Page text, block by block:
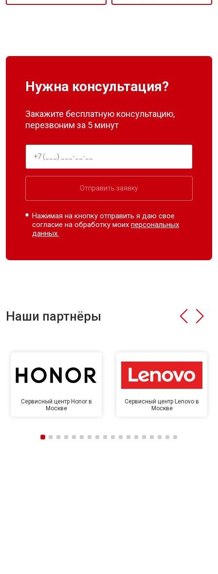
Нужна консультация?
Закажите бесплатную консультацию,
перезвоним за 5 минут
Отправить заявку
Нажимая на кнопку отправить я даю свое
согласие на обработку моихперсональных
данных.
Наши партнёры
Сервисный центр Honor в
Москве
Сервисный центр Lenovo в
Москве